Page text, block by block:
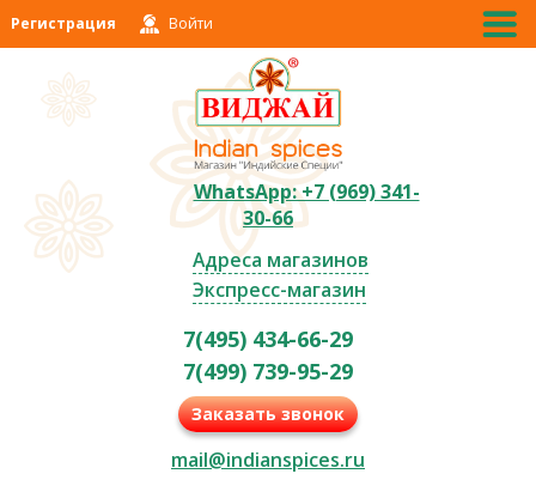
Регистрация Войти
WhatsApp: +7 (969) 341-
30-66
Адреса магазинов
Экспресс-магазин
7(495) 434-66-29
7(499) 739-95-29
Заказать звонок
mail@indianspices.ru